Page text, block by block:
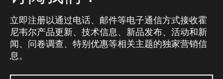
立即注册以通过电话、邮件等电子通信方式接收霍
尼韦尔产品更新、技术信息、新品发布、活动和新
闻、问卷调查、特别优惠等相关主题的独家营销信
息。